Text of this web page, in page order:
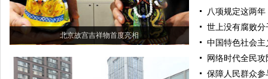
北京故宫吉祥物首度亮相
八项规定这两年
世上没有腐败分
中国特色社会
网络时代全民攻
保障人民群众参